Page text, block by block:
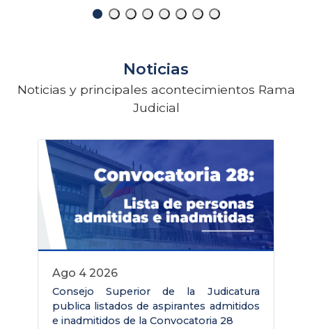
Noticias
Noticias y principales acontecimientos Rama
Judicial
ago 4 2026
Consejo Superior de la Judicatura
publica listados de aspirantes admitidos
e inadmitidos de la Convocatoria 28